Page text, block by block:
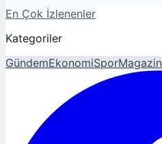
En Çok İzlenenler
Kategoriler
GündemEkonomiSporMagazin